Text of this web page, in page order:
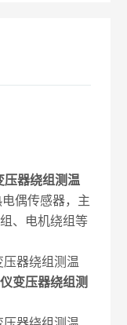
压器绕组测温
偶传感器，主
、电机绕组等
变压器绕组测